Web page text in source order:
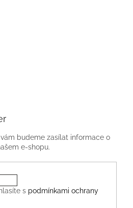
budeme zasílat informace o
e-shopu.
s podmínkami ochrany